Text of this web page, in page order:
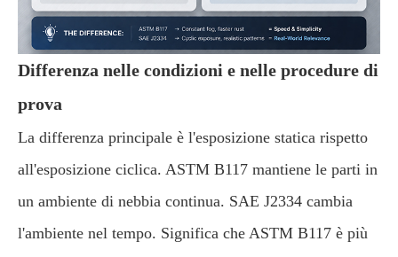
Differenza nelle condizioni e nelle procedure di
prova
La differenza principale è l'esposizione statica rispetto
all'esposizione ciclica. ASTM B117 mantiene le parti in
un ambiente di nebbia continua. SAE J2334 cambia
l'ambiente nel tempo. Significa che ASTM B117 è più